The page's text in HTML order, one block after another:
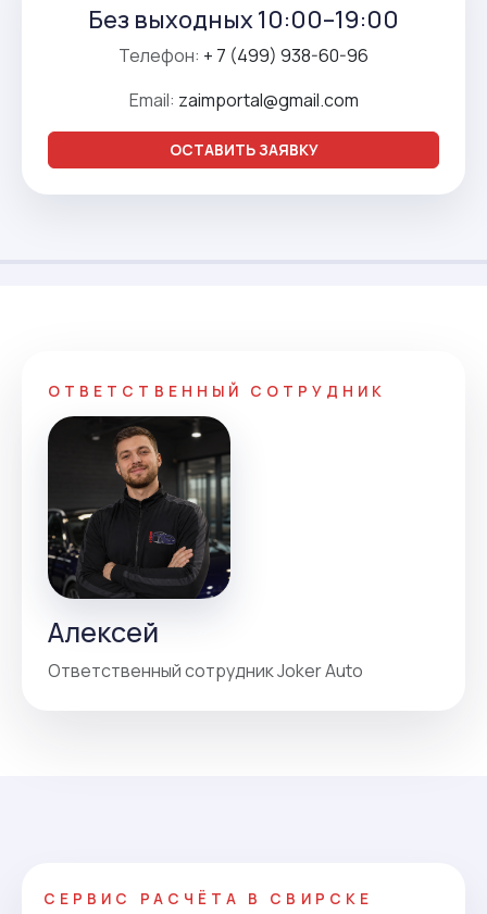
Без выходных 10:00–19:00
Телефон: + 7 (499) 938-60-96
Email: zaimportal@gmail.com
ОСТАВИТЬ ЗАЯВКУ
ОТВЕТСТВЕННЫЙ СОТРУДНИК
Алексей
Ответственный сотрудник Joker Auto
СЕРВИС РАСЧЁТА В СВИРСКЕ